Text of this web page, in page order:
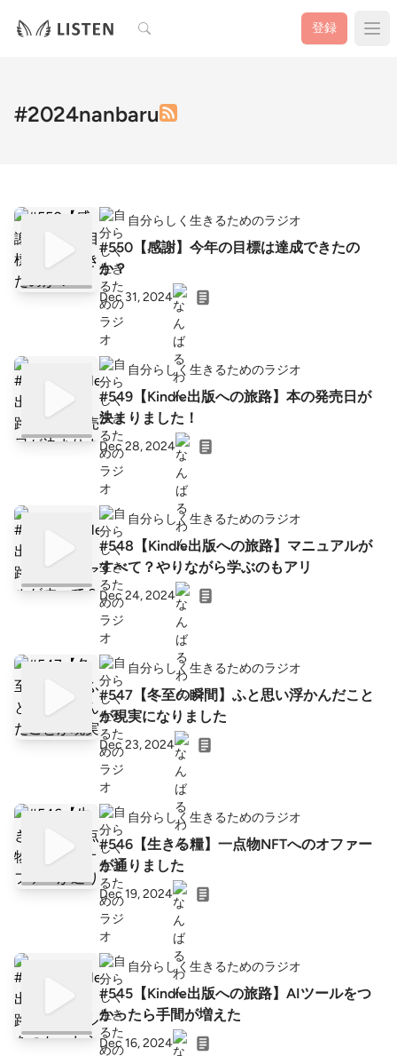
検索 登録
#2024nanbaru
自分らしく生きるためのラジオ
#550【感謝】今年の目標は達成できたの
か？
Dec 31, 2024
自分らしく生きるためのラジオ
#549【Kindle出版への旅路】本の発売日が
決まりました！
Dec 28, 2024
自分らしく生きるためのラジオ
#548【Kindle出版への旅路】マニュアルが
すべて？やりながら学ぶのもアリ
Dec 24, 2024
自分らしく生きるためのラジオ
#547【冬至の瞬間】ふと思い浮かんだこと
が現実になりました
Dec 23, 2024
自分らしく生きるためのラジオ
#546【生きる糧】一点物NFTへのオファー
が通りました
Dec 19, 2024
自分らしく生きるためのラジオ
#545【Kindle出版への旅路】AIツールをつ
かったら手間が増えた
Dec 16, 2024